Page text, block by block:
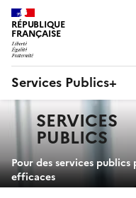
RÉPUBLIQUE
FRANÇAISE
Services Publics+
principaleSERVICES
PUBLICS+
Pour des services
efficaces